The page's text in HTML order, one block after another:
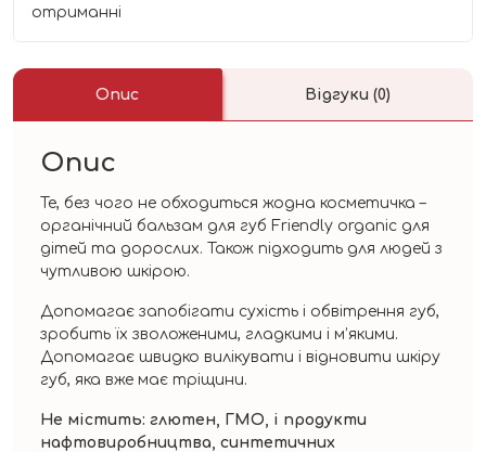
отриманні
Опис Відгуки (0)
Опис
Те, без чого не обходиться жодна косметичка –
органічний бальзам для губ Friendly organic для
дітей та дорослих. Також підходить для людей з
чутливою шкірою.
Допомагає запобігати сухість і обвітрення губ,
зробить їх зволоженими, гладкими і м’якими.
Допомагає швидко вилікувати і відновити шкіру
губ, яка вже має тріщини.
Не містить: глютен, ГМО, і продукти
нафтовиробництва, синтетичних